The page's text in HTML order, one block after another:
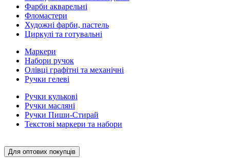
Фарби акварельні
Фломастери
Художні фарби, пастель
Циркулі та готувальні
Маркери
Набори ручок
Олівці графітні та механічні
Ручки гелеві
Ручки кулькові
Ручки масляні
Ручки Пиши-Стирай
Текстові маркери та набори
Для оптових покупців